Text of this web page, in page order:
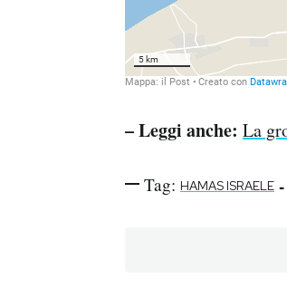
– Leggi anche: La
Tag: HAMAS ISRAELE -